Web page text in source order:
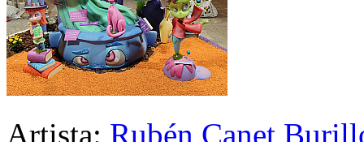
Artista: Rubén Canet